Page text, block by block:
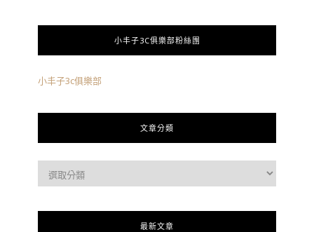
小丰子3C俱樂部粉絲團
小丰子3c俱樂部
文章分類
最新文章